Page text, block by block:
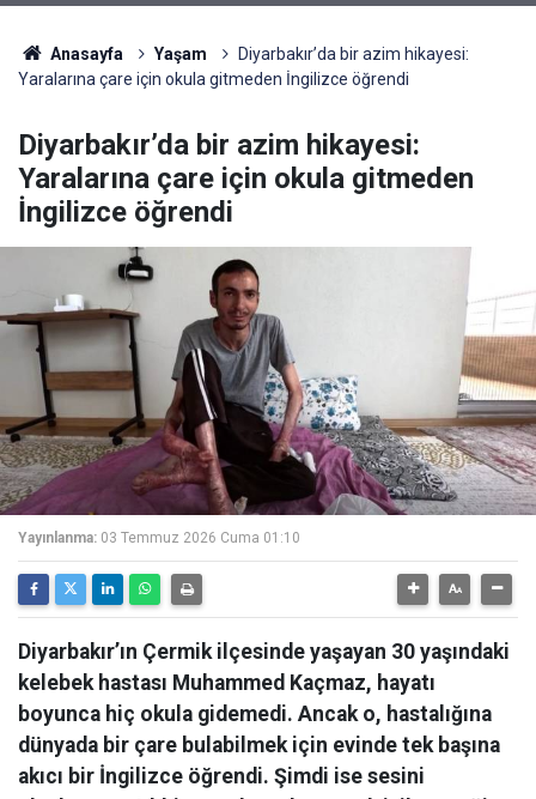
Anasayfa Yaşam
Diyarbakır’da bir azim hikayesi:
Yaralarına çare için okula gitmeden İngilizce öğrendi
Diyarbakır’da bir azim hikayesi:
Yaralarına çare için okula gitmeden
İngilizce öğrendi
Yayınlanma: 03 Temmuz 2026 Cuma 01:10
Diyarbakır’ın Çermik ilçesinde yaşayan 30 yaşındaki
kelebek hastası Muhammed Kaçmaz, hayatı
boyunca hiç okula gidemedi. Ancak o, hastalığına
dünyada bir çare bulabilmek için evinde tek başına
akıcı bir İngilizce öğrendi. Şimdi ise sesini